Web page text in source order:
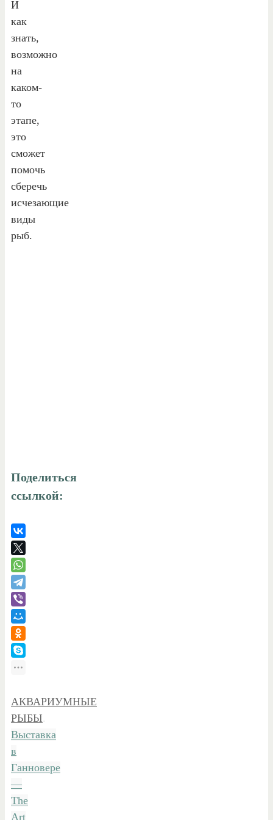
И
как
знать,
возможно
на
каком-
то
этапе,
это
сможет
помочь
сберечь
исчезающие
виды
рыб.
Поделиться
ссылкой:
АКВАРИУМНЫЕ
РЫБЫ.
Выставка
в
Ганновере
—
The
Art